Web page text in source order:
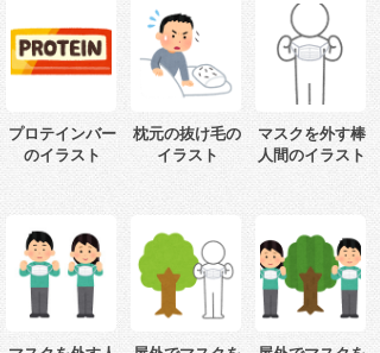
プロテインバー
のイラスト
枕元の抜け毛の
イラスト
マスクを外す棒
人間のイラスト